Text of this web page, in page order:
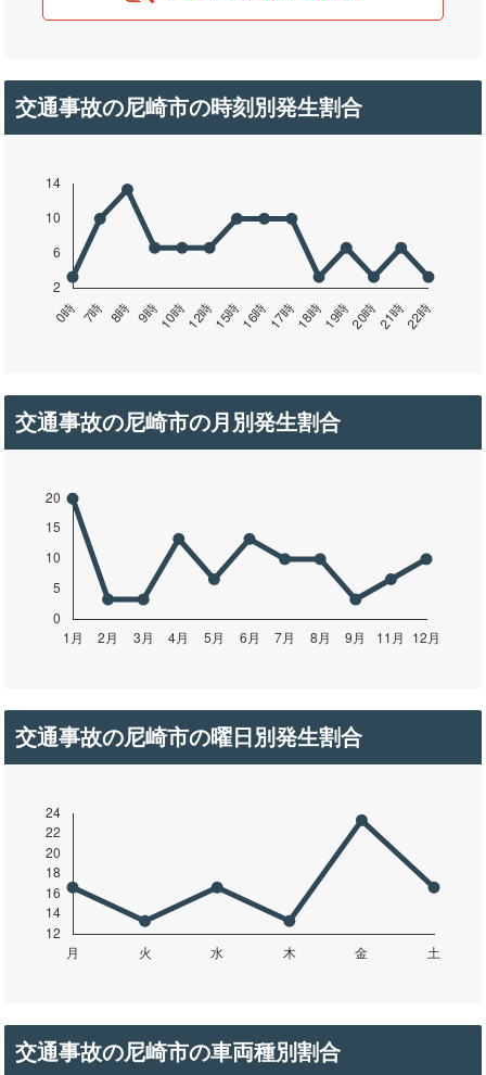
交通事故の尼崎市の時刻別発生割合
交通事故の尼崎市の月別発生割合
交通事故の尼崎市の曜日別発生割合
交通事故の尼崎市の車両種別割合